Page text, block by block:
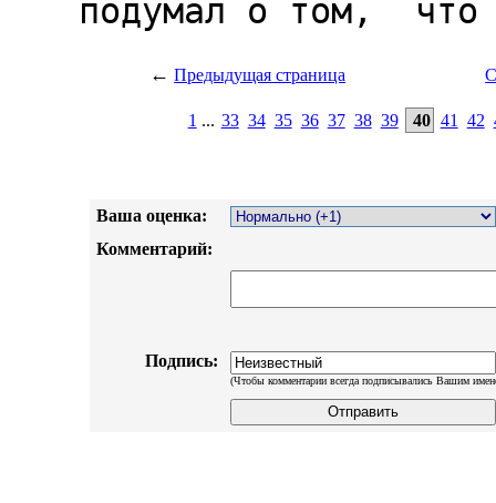
← Предыдущая страница
1 ... 33 34 35 36 37 38 39 40 41 42
Ваша оценка:
Комментарий:
Подпись:
(Чтобы комментарии всегда подписывались Вашим